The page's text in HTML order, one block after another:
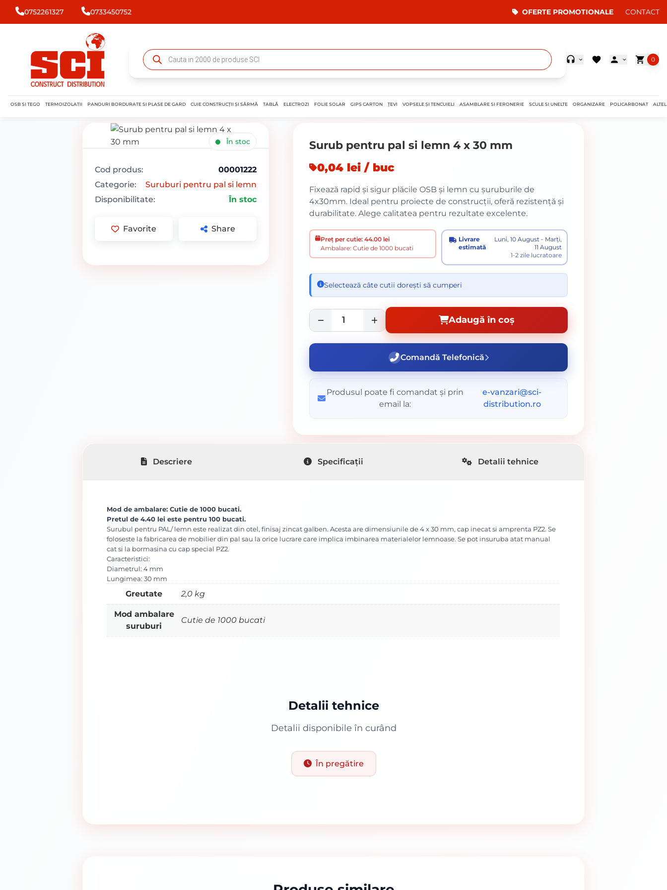
0752261327 0733450752 OFERTE PROMOTIONALE CONTACT
0
OSB SI TEGO TERMOIZOLATII PANOURI BORDURATE SI PLASE DE GARD CUIE CONSTRUCȚII ȘI SÂRMĂ TABLĂ ELECTROZI FOLIE SOLAR GIPS CARTON ȚEVI VOPSELE ȘI TENCUIELI ASAMBLARE SI FERONERIE SCULE SI UNELTE ORGANIZARE POLICARBONAT
În stoc
Cod produs:
00001222
Categorie:
Suruburi pentru pal si lemn
Disponibilitate:
În stoc
Favorite Share
Surub pentru pal si lemn 4 x 30 mm
0,04 lei / buc
Fixează rapid și sigur plăcile OSB și lemn cu șuruburile de
4x30mm. Ideal pentru proiecte de construcții, oferă rezistență și
durabilitate. Alege calitatea pentru rezultate excelente.
Preț per cutie: 44.00 lei
Ambalare: Cutie de 1000 bucati
Livrare
estimată
Luni, 10 August - Marți,
11 August
1-2 zile lucratoare
Selectează câte cutii dorești să cumperi
Adaugă în coș
Comandă Telefonică
Produsul poate fi comandat și prin
email la:
e-vanzari@sci-
distribution.ro
Descriere Specificații Detalii tehnice
Mod de ambalare: Cutie de 1000 bucati.
Pretul de 4.40 lei este pentru 100 bucati.
Surubul pentru PAL/ lemn este realizat din otel, finisaj zincat galben. Acesta are dimensiunile de 4 x 30 mm, cap inecat si amprenta PZ2. Se
foloseste la fabricarea de mobilier din pal sau la orice lucrare care implica imbinarea materialelor lemnoase. Se pot insuruba atat manual
cat si la bormasina cu cap special PZ2.
Caracteristici:
Diametrul: 4 mm
Lungimea: 30 mm
Greutate 2,0 kg
Mod ambalare
suruburi
Cutie de 1000 bucati
Detalii tehnice
Detalii disponibile în curând
În pregătire